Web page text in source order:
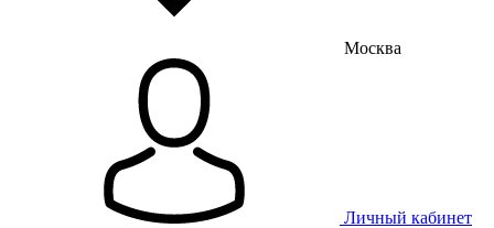
Москва
Личный кабинет